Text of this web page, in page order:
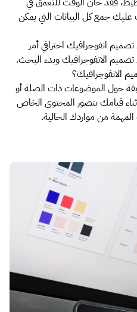
عليك جمع كل البيانات التي يمكن
انفوجرافيك احترافي أمر
الانفوجرافيك وبدء البحث.
الانفوجرافيك؟
حول الموضوعات ذات الصلة أو
أثناء قيامك بتصور المحتوى الخاص
من مواردك الحالية.